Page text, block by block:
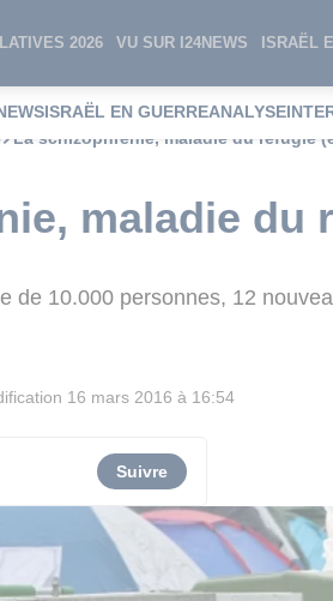
2026 VU SUR I24NEWS ISRAËL
ISRAËL EN GUERREANALYSE
La schizophrénie, maladie du réfugié
maladie du
de 10.000 personnes, 12
16 mars 2016 à 16:54
Suivre